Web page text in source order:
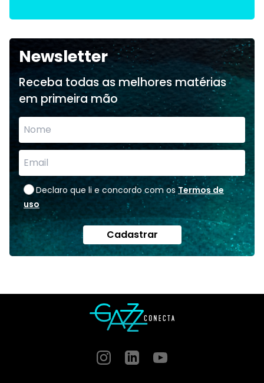
Newsletter
Receba todas as melhores matérias
em primeira mão
Declaro que li e concordo com os Termos de
uso
Cadastrar
InstagramGitHubGitHub